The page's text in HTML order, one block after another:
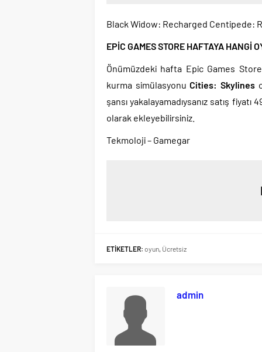
Black Widow: Recharged Centipede:
EPİC GAMES STORE HAFTAYA HANGİ
Önümüzdeki hafta Epic Games
kurma simülasyonuCities: Skylines
şansı yakalayamadıysanız satış
olarak ekleyebilirsiniz.
Tekmoloji – Gamegar
ETİKETLER: oyun, Ücretsiz
admin